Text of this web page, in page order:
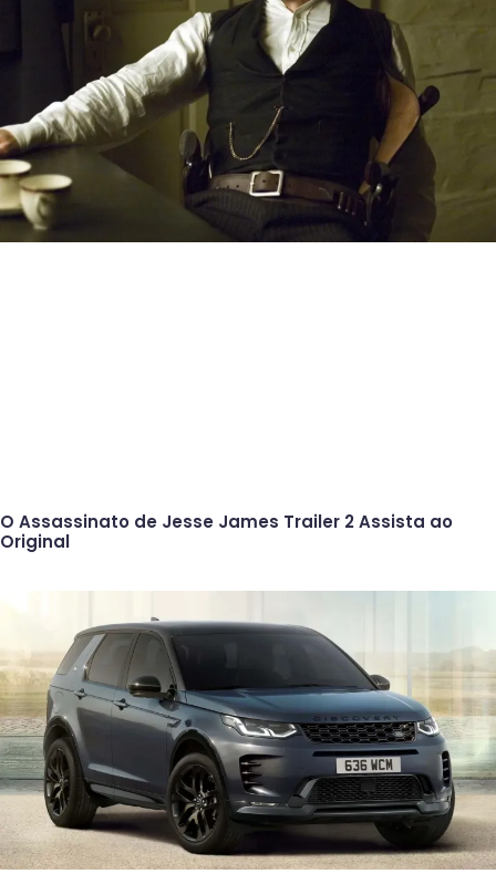
O Assassinato de Jesse James Trailer 2 Assista ao
Original